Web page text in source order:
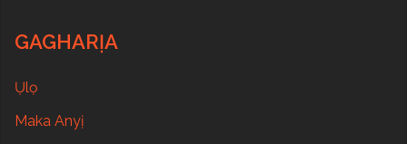
GAGHARỊA
Ụlọ
Maka Anyị